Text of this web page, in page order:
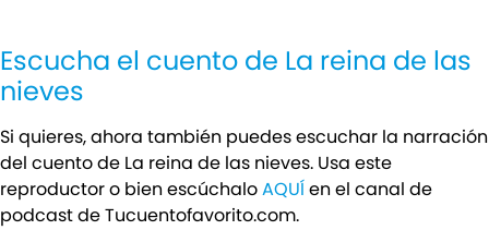
Escucha el cuento de La reina de las
nieves
Si quieres, ahora también puedes escuchar la narración
del cuento de La reina de las nieves. Usa este
reproductor o bien escúchaloAQUÍen el canal de
podcast de Tucuentofavorito.com.